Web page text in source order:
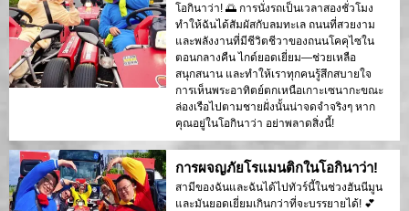
โอกินาว่า! 🌅 การนั่งรถเป็นเวลาสองชั่วโมง
ทำให้ฉันได้สัมผัสกับลมทะเล ถนนที่สวยงาม
และพลังงานที่มีชีวิตชีวาของถนนโคคุไซใน
ตอนกลางคืน ไกด์ยอดเยี่ยม—ช่วยเหลือ
สนุกสนาน และทำให้เราทุกคนรู้สึกสบายใจ
การเห็นพระอาทิตย์ตกเหนือเกาะเซนากะขณะ
ล่องเรือไปตามชายฝั่งนั้นน่าจดจำจริงๆ หาก
คุณอยู่ในโอกินาว่า อย่าพลาดสิ่งนี้!
การผจญภัยโรแมนติกในโอกินาว่า!
สามีของฉันและฉันได้ไปทัวร์นี้ในช่วงฮันนีมูน
และมันยอดเยี่ยมเกินกว่าที่จะบรรยายได้! 💕